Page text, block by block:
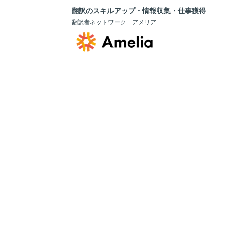
翻訳のスキルアップ・情報収集・仕事獲得
翻訳者ネットワーク アメリア